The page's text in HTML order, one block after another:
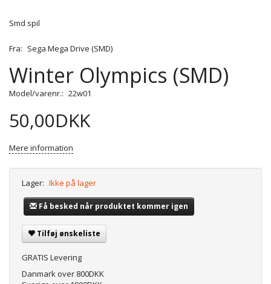
Smd spil
Fra: Sega Mega Drive (SMD)
Winter Olympics (SMD)
Model/varenr.: 22w01
50,00DKK
Mere information
Lager: Ikke på lager
Få besked når produktet kommer igen
Tilføj ønskeliste
GRATIS Levering
Danmark over 800DKK